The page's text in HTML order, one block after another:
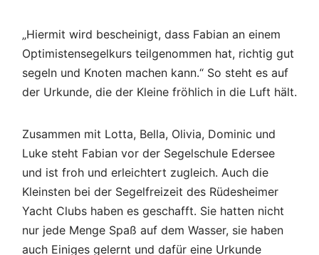
„Hiermit wird bescheinigt, dass Fabian an einem
Optimistensegelkurs teilgenommen hat, richtig gut
segeln und Knoten machen kann.“ So steht es auf
der Urkunde, die der Kleine fröhlich in die Luft hält.
Zusammen mit Lotta, Bella, Olivia, Dominic und
Luke steht Fabian vor der Segelschule Edersee
und ist froh und erleichtert zugleich. Auch die
Kleinsten bei der Segelfreizeit des Rüdesheimer
Yacht Clubs haben es geschafft. Sie hatten nicht
nur jede Menge Spaß auf dem Wasser, sie haben
auch Einiges gelernt und dafür eine Urkunde